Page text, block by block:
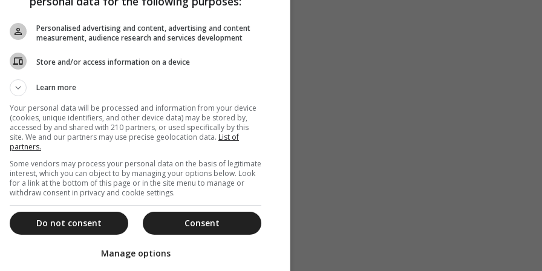
της Βασιλικής, αναφέρθηκε στο έργο
δώρο που αναδεικνύει την ταυτότητα της
αποκατάστασης και της εσωτερικής
John Michela και Antonelli Dudan
που χρονολογούνται από τον ένατο
λειτουργικής και περίπου 1200 παπύρους
της Στέψης του Gian Galeazzo Visconti
των καθηκόντων του ως Δούκα του
Personalised advertising and content, advertising and content
measurement, audience research and services development
Store and/or access information on a device
Learn more
Your personal data will be processed and information from your device
(cookies, unique identifiers, and other device data) may be stored by,
accessed by and shared with 210 partners, or used specifically by this
site. We and our partners may use precise geolocation data. List of
partners.
Some vendors may process your personal data on the basis of legitimate
interest, which you can object to by managing your options below. Look
for a link at the bottom of this page or in the site menu to manage or
withdraw consent in privacy and cookie settings.
Consent
Do not consent
Manage options